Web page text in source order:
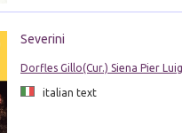
Severini
Dorfles Gillo(Cur.) Siena Pier
italian text